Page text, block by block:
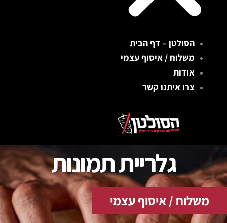
הסולטן – דף הבית
משלוח / איסוף עצמי
אודות
צרו איתנו קשר
גלריית תמונות
משלוח / איסוף עצמי